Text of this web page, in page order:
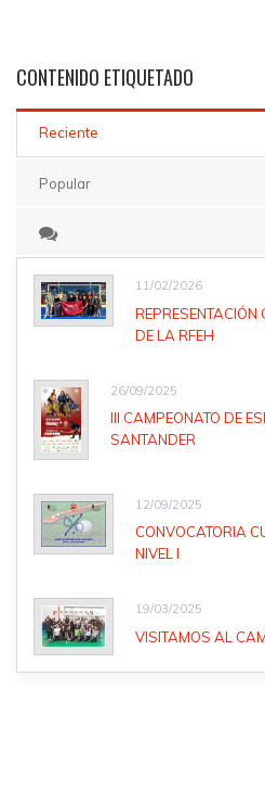
CONTENIDO ETIQUETADO
Reciente
Popular
11/02/2026
REPRESENTACIÓN
DE LA RFEH
26/09/2025
III CAMPEONATO DE
SANTANDER
12/09/2025
CONVOCATORIA
NIVEL I
19/03/2025
VISITAMOS AL